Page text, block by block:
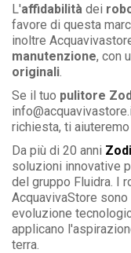
L'affidabilità dei
favore di questa
inoltre
manutenzione, con
originali
Se il tuo pulitore
richiesta, ti aiuteremo
Da più di 20 anni
soluzioni innovative
del gruppo Fluidra. I
AcquavivaStore
evoluzione
applicano
terra.